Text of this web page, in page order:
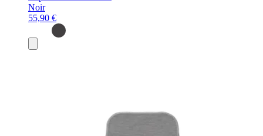
Noir
55,90 €
au